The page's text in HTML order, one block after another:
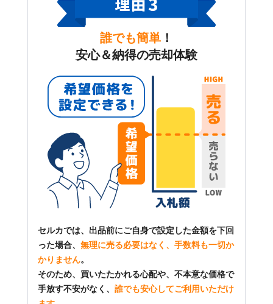
誰でも簡単 ！
安心＆納得の売却体験
セルカでは、出品前にご自身で設定した金額を下回
った場合、 無理に売る必要はなく、手数料も一切か
かりません。
そのため、買いたたかれる心配や、不本意な価格で
手放す不安がなく、 誰でも安心してご利用いただけ